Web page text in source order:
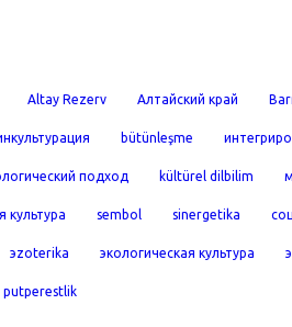
Altay Rezerv Алтайский край
bütünleşme
подход kültürel dilbilim
культура sembol sinergetika
эzoterika экологическая культура
putperestlik